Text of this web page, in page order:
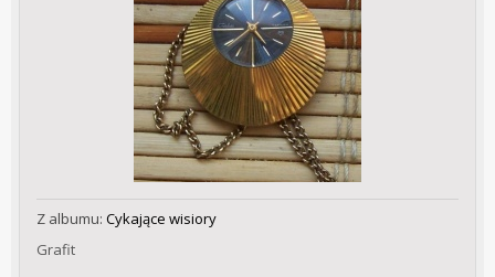
Z albumu: Cykające wisiory
Grafit